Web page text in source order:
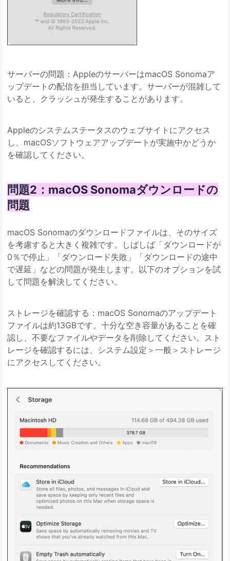
サーバーの問題：AppleのサーバーはmacOS Sonomaア
ップデートの配信を担当しています。サーバーが混雑して
いると、クラッシュが発生することがあります。
Appleのシステムステータスのウェブサイトにアクセス
し、macOSソフトウェアアップデートが実施中かどうか
を確認してください。
問題2：macOS Sonomaダウンロードの
問題
macOS Sonomaのダウンロードファイルは、そのサイズ
を考慮すると大きく複雑です。しばしば「ダウンロードが
0％で停止」「ダウンロード失敗」「ダウンロードの途中
で遅延」などの問題が発生します。以下のオプションを試
して問題を解決してください。
ストレージを確認する：macOS Sonomaのアップデート
ファイルは約13GBです。十分な空き容量があることを確
認し、不要なファイルやデータを削除してください。スト
レージを確認するには、システム設定＞一般＞ストレージ
にアクセスしてください。